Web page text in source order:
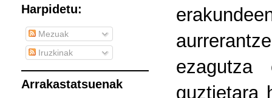
ezagutza
guztietara
Harpidetu:
Mezuak
Iruzkinak
Arrakastatsuenak